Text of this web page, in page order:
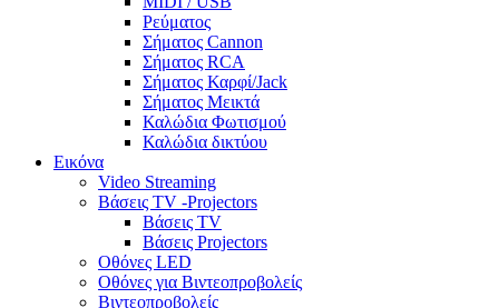
Ρεύματος
Σήματος Cannon
Σήματος RCA
Σήματος Καρφί/Jack
Σήματος Μεικτά
Καλώδια Φωτισμού
Καλώδια δικτύου
Εικόνα
Video Streaming
Βάσεις TV -Projectors
Βάσεις TV
Βάσεις Projectors
Οθόνες LED
Οθόνες για Βιντεοπροβολείς
Βιντεοπροβολείς